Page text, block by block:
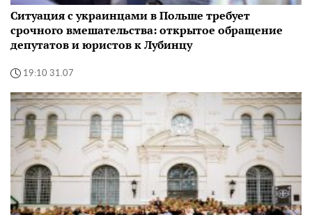
Ситуация с украинцами в Польше требует
срочного вмешательства: открытое обращение
депутатов и юристов к Лубинцу
19:10 31.07